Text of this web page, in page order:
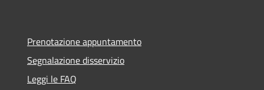
Prenotazione appuntamento
Segnalazione disservizio
Leggi le FAQ